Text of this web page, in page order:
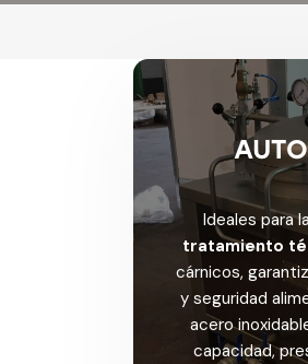
Ideales para
tratamiento
cárnicos,
y seguridad
acero
capacidad,